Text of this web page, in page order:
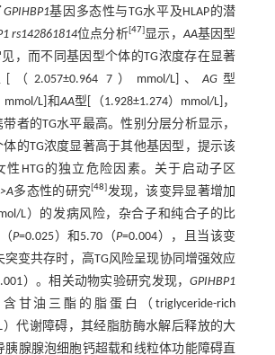
GPIHBP1基因多态性与TG水平及HLAP的潜
rs142861814位点分析[47]显示，AA基因型
，而不同基因型个体的TG浓度存在显著
[（2.057±0.964 7）mmol/L]、AG 型
mmol/L]和AA型[（1.928±1.274）mmol/L]，
者的TG水平最高。性别分层分析显示，
的TG浓度显著高于其他基因型，提示该
性HTG的独立危险因素。关于启动子区
多态性的研究[48]发现，该变异显著增加
L）的发病风险，杂合子和纯合子的比
P=0.025）和5.70（P=0.004），且当该变
突变共存时，高TG风险呈现协同增强效应
）。相关动物实验研究发现，GPIHBP1
甘油三酯的脂蛋白（triglyceride-rich
）代谢障碍，其经脂肪酶水解后释放的大
胰腺腺泡细胞钙超载和线粒体功能障碍直